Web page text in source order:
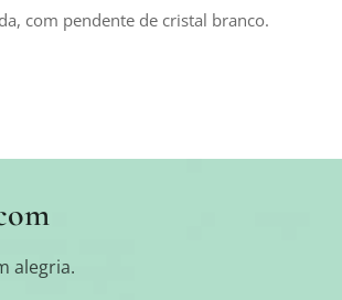
com pendente de cristal branco.
alegria.